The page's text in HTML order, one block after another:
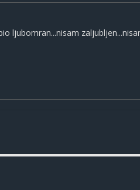
ljubomran...nisam